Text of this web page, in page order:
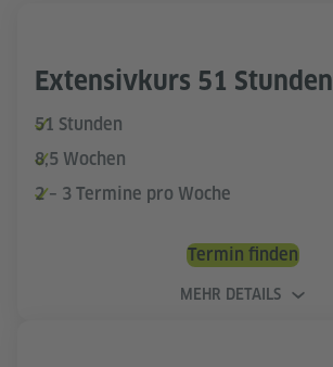
Extensivkurs 51 Stunden
51 Stunden
8,5 Wochen
2 – 3 Termine pro Woche
Termin finden
MEHR DETAILS